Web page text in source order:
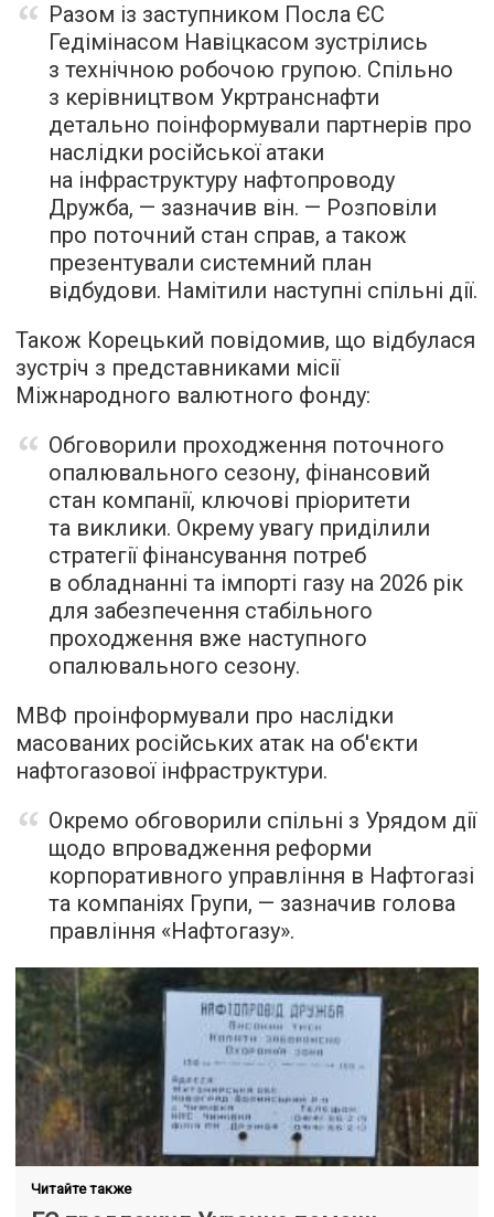
Разом із заступником Посла ЄС
Гедімінасом Навіцкасом зустрілись
з технічною робочою групою. Спільно
з керівництвом Укртранснафти
детально поінформували партнерів про
наслідки російської атаки
на інфраструктуру нафтопроводу
Дружба, — зазначив він. — Розповіли
про поточний стан справ, а також
презентували системний план
відбудови. Намітили наступні спільні дії.
Також Корецький повідомив, що відбулася
зустріч з представниками місії
Міжнародного валютного фонду:
Обговорили проходження поточного
опалювального сезону, фінансовий
стан компанії, ключові пріоритети
та виклики. Окрему увагу приділили
стратегії фінансування потреб
в обладнанні та імпорті газу на 2026 рік
для забезпечення стабільного
проходження вже наступного
опалювального сезону.
МВФ проінформували про наслідки
масованих російських атак на об'єкти
нафтогазової інфраструктури.
Окремо обговорили спільні з Урядом дії
щодо впровадження реформи
корпоративного управління в Нафтогазі
та компаніях Групи, — зазначив голова
правління «Нафтогазу».
Читайте также